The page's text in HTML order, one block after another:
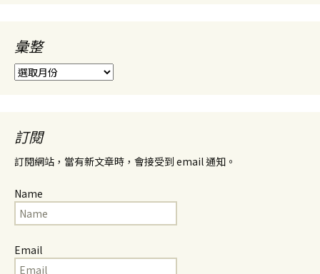
彙整
彙
整
訂閱
訂閱網站，當有新文章時，會接受到 email 通知。
Name
Email